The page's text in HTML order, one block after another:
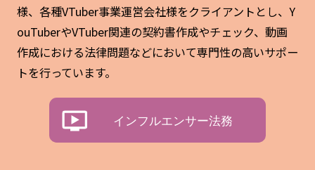
様、各種VTuber事業運営会社様をクライアントとし、Y
ouTuberやVTuber関連の契約書作成やチェック、動画
作成における法律問題などにおいて専門性の高いサポー
トを行っています。
インフルエンサー法務